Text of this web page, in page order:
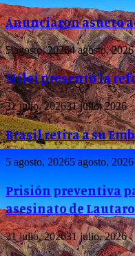
Anunciaron asueto
5 agosto, 20264 agosto, 2026
Milei presentó la
31 julio, 202631 julio, 2026
Brasil retira a su
5 agosto, 20265 agosto, 2026
Prisión preventiva
asesinato de
31 julio, 202631 julio, 2026